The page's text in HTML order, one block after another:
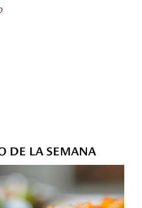
DE LA SEMANA